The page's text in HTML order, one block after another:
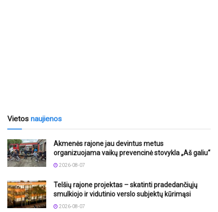
Vietos naujienos
Akmenės rajone jau devintus metus
organizuojama vaikų prevencinė stovykla „Aš galiu“
2026-08-07
Telšių rajone projektas – skatinti pradedančiųjų
smulkiojo ir vidutinio verslo subjektų kūrimąsi
2026-08-07